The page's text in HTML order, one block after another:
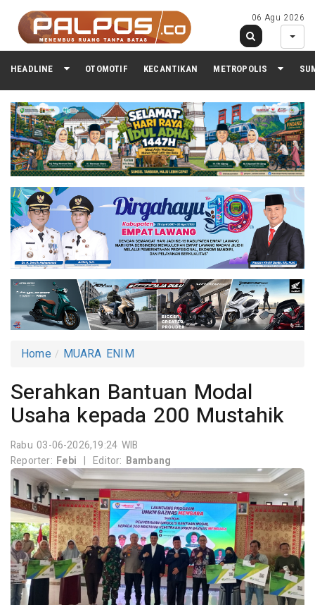
06 Agu 2026
HEADLINE OTOMOTIF KECANTIKAN METROPOLIS
Home MUARA ENIM
Serahkan Bantuan Modal
Usaha kepada 200 Mustahik
Rabu 03-06-2026,19:24 WIB
Reporter: Febi | Editor: Bambang